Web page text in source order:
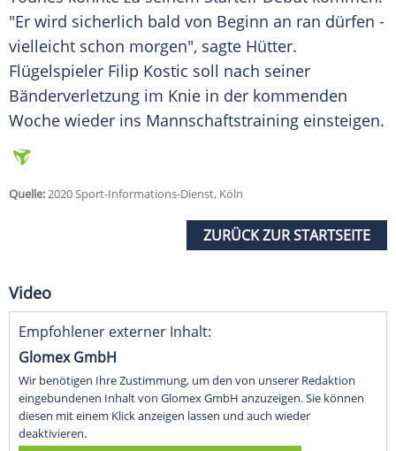
"Er wird sicherlich bald von Beginn an ran dürfen -
vielleicht schon morgen", sagte Hütter.
Flügelspieler Filip Kostic soll nach seiner
Bänderverletzung im Knie in der kommenden
Woche wieder ins Mannschaftstraining einsteigen.
Quelle:2020 Sport-Informations-Dienst, Köln
ZURÜCK ZUR STARTSEITE
Video
Empfohlener externer Inhalt:
Glomex GmbH
Wir benötigen Ihre Zustimmung, um den von unserer Redaktion
eingebundenen Inhalt von Glomex GmbH anzuzeigen. Sie können
diesen mit einem Klick anzeigen lassen und auch wieder
deaktivieren.